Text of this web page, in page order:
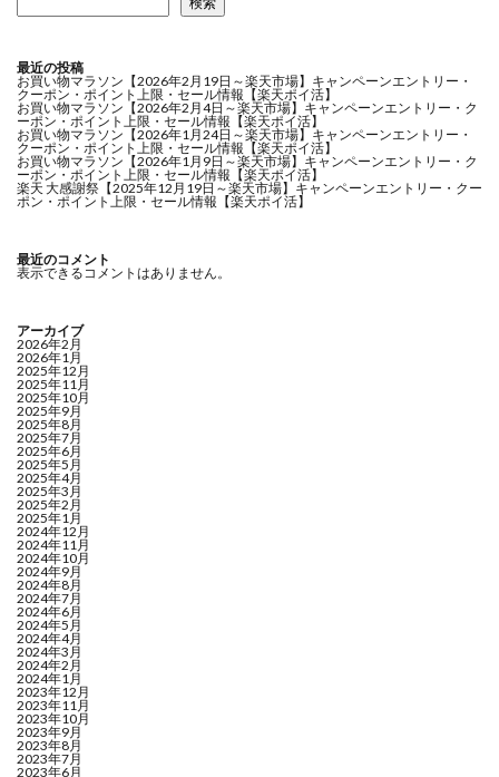
最近の投稿
お買い物マラソン【2026年2月19日～楽天市場】キャンペーンエントリー・
クーポン・ポイント上限・セール情報【楽天ポイ活】
お買い物マラソン【2026年2月4日～楽天市場】キャンペーンエントリー・ク
ーポン・ポイント上限・セール情報【楽天ポイ活】
お買い物マラソン【2026年1月24日～楽天市場】キャンペーンエントリー・
クーポン・ポイント上限・セール情報【楽天ポイ活】
お買い物マラソン【2026年1月9日～楽天市場】キャンペーンエントリー・ク
ーポン・ポイント上限・セール情報【楽天ポイ活】
楽天 大感謝祭【2025年12月19日～楽天市場】キャンペーンエントリー・クー
ポン・ポイント上限・セール情報【楽天ポイ活】
最近のコメント
表示できるコメントはありません。
アーカイブ
2026年2月
2026年1月
2025年12月
2025年11月
2025年10月
2025年9月
2025年8月
2025年7月
2025年6月
2025年5月
2025年4月
2025年3月
2025年2月
2025年1月
2024年12月
2024年11月
2024年10月
2024年9月
2024年8月
2024年7月
2024年6月
2024年5月
2024年4月
2024年3月
2024年2月
2024年1月
2023年12月
2023年11月
2023年10月
2023年9月
2023年8月
2023年7月
2023年6月